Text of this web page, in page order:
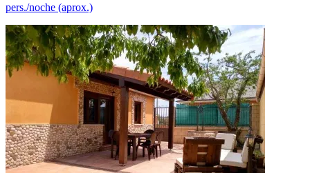
pers./noche (aprox.)